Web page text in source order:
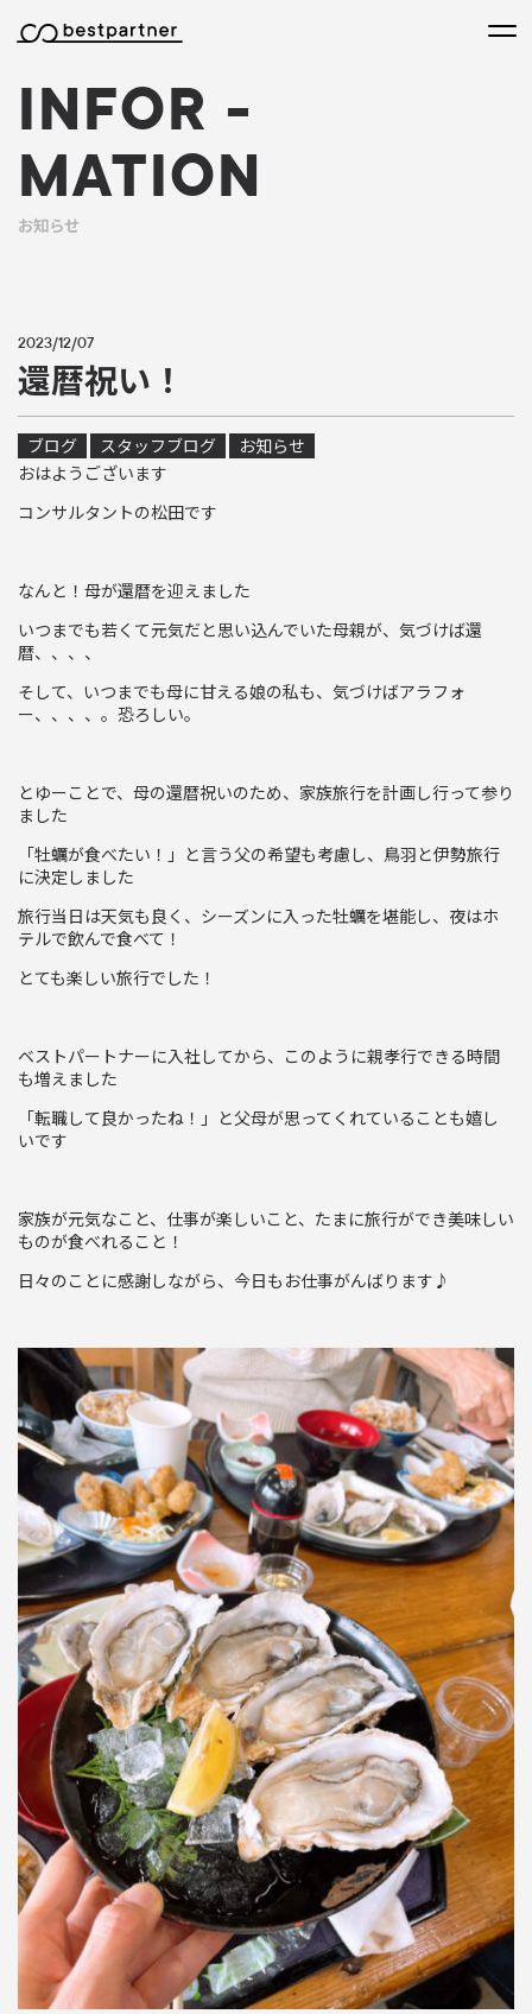
メ
INFOR -
MATION
お知らせ
2023/12/07
還暦祝い！
ブログ スタッフブログ
お知らせ
おはようございます
コンサルタントの松田です
なんと！母が還暦を迎えました
いつまでも若くて元気だと思い込んでいた母親が、気づけば還
暦、、、、
そして、いつまでも母に甘える娘の私も、気づけばアラフォ
ー、、、、。恐ろしい。
とゆーことで、母の還暦祝いのため、家族旅行を計画し行って参り
ました
「牡蠣が食べたい！」と言う父の希望も考慮し、鳥羽と伊勢旅行
に決定しました
旅行当日は天気も良く、シーズンに入った牡蠣を堪能し、夜はホ
テルで飲んで食べて！
とても楽しい旅行でした！
ベストパートナーに入社してから、このように親孝行できる時間
も増えました
「転職して良かったね！」と父母が思ってくれていることも嬉し
いです
家族が元気なこと、仕事が楽しいこと、たまに旅行ができ美味しい
ものが食べれること！
日々のことに感謝しながら、今日もお仕事がんばります♪